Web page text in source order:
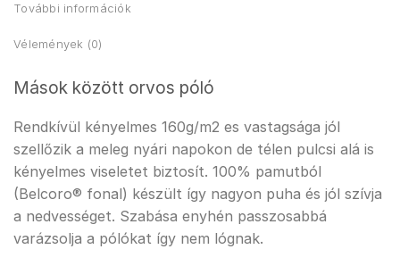
További információk
Vélemények (0)
Mások között orvos póló
Rendkívül kényelmes 160g/m2 es vastagsága jól
szellőzik a meleg nyári napokon de télen pulcsi alá is
kényelmes viseletet biztosít. 100% pamutból
(Belcoro® fonal) készült így nagyon puha és jól szívja
a nedvességet. Szabása enyhén passzosabbá
varázsolja a pólókat így nem lógnak.